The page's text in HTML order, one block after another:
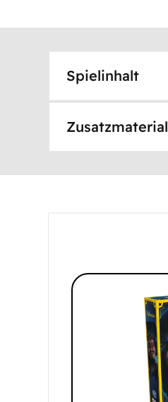
Spielinhalt
Zusatzmaterial